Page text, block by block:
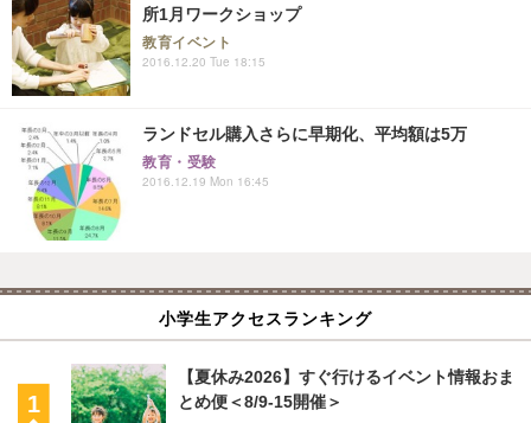
所1月ワークショップ
教育イベント
2016.12.20 Tue 18:15
ランドセル購入さらに早期化、平均額は5万
教育・受験
2016.12.19 Mon 16:45
小学生アクセスランキング
【夏休み2026】すぐ行けるイベント情報おま
とめ便＜8/9-15開催＞